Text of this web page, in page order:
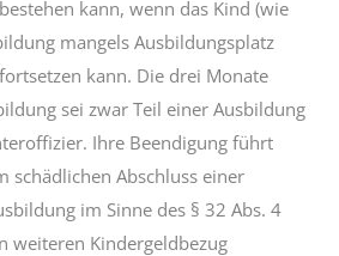
kann, wenn das Kind (wie
mangels Ausbildungsplatz
kann. Die drei Monate
sei zwar Teil einer Ausbildung
Ihre Beendigung führt
schädlichen Abschluss einer
im Sinne des § 32 Abs. 4
weiteren Kindergeldbezug